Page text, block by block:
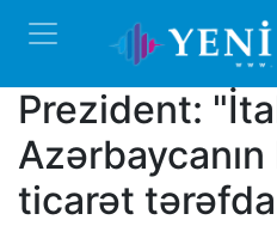
Prezident:
ticarət